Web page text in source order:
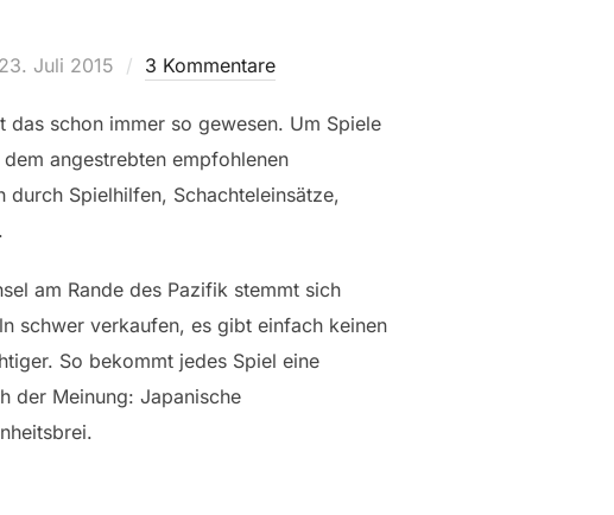
Veröffentlicht
23. Juli 2015 3 Kommentare
schon immer so gewesen. Um Spiele
angestrebten empfohlenen
Spielhilfen, Schachteleinsätze,
am Rande des Pazifik stemmt sich
schwer verkaufen, es gibt einfach keinen
So bekommt jedes Spiel eine
der Meinung: Japanische